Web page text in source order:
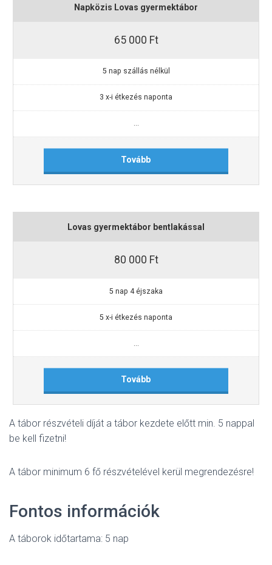
Napközis Lovas gyermektábor
65 000 Ft
5 nap szállás nélkül
3 x-i étkezés naponta
...
Tovább
Lovas gyermektábor bentlakással
80 000 Ft
5 nap 4 éjszaka
5 x-i étkezés naponta
Tovább
A tábor részvételi díját a tábor kezdete előtt min. 5 nappal
be kell fizetni!
A tábor minimum 6 fő részvételével kerül megrendezésre!
Fontos információk
A táborok időtartama: 5 nap